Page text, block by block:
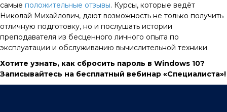
самые положительные отзывы. Курсы, которые ведёт
Николай Михайлович, дают возможность не только получить
отличную подготовку, но и послушать истории
преподавателя из бесценного личного опыта по
эксплуатации и обслуживанию вычислительной техники.
Хотите узнать, как сбросить пароль в Windows 10?
Записывайтесь на бесплатный вебинар «Специалиста»!